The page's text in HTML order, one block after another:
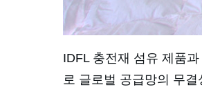
IDFL 충전재 섬유 제품
로 글로벌 공급망의 무